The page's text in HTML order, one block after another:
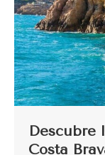
Descubre
Costa